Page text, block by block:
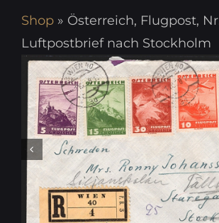
Shop » Österreich, Flugpost,
Luftpostbrief nach Stockholm